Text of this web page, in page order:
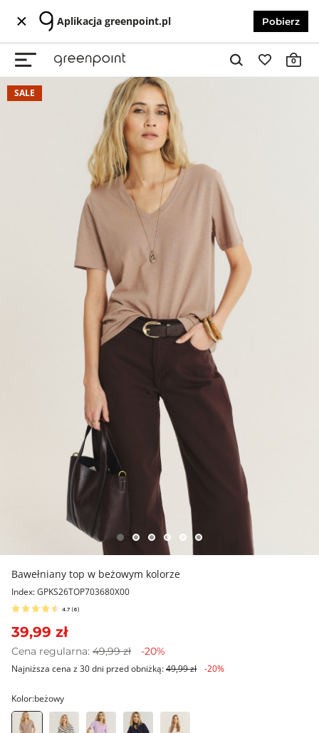
Aplikacja greenpoint.pl Pobierz
0
SALE
Bawełniany top w beżowym kolorze
Index: GPKS26TOP703680X00
4.7 (6)
39,99 zł
Cena regularna: 49,99 zł -20%
Najniższa cena z 30 dni przed obniżką:49,99 zł -20%
Kolor:beżowy